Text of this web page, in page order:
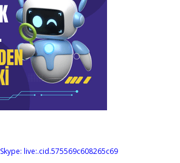
Skype: live:.cid.575569c608265c69